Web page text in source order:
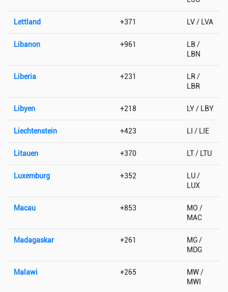
Lettland +371 LV / LVA
Libanon +961
LB /
LBN
Liberia +231
LR /
LBR
Libyen +218 LY / LBY
Liechtenstein +423 LI / LIE
Litauen +370 LT / LTU
Luxemburg +352
LU /
LUX
Macau +853
MO /
MAC
Madagaskar +261
MG /
MDG
Malawi +265
MW /
MWI